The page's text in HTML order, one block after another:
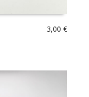
3,00 €